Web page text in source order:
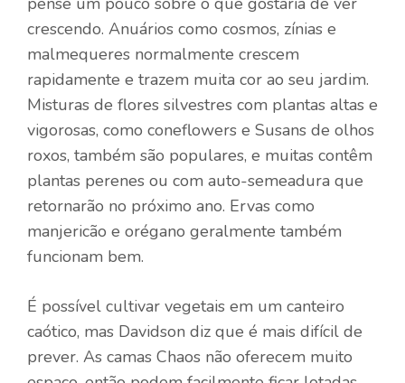
crescendo. Anuários como cosmos, zínias e
malmequeres normalmente crescem
rapidamente e trazem muita cor ao seu jardim.
Misturas de flores silvestres com plantas altas e
vigorosas, como coneflowers e Susans de olhos
roxos, também são populares, e muitas contêm
plantas perenes ou com auto-semeadura que
retornarão no próximo ano. Ervas como
manjericão e orégano geralmente também
funcionam bem.
É possível cultivar vegetais em um canteiro
caótico, mas Davidson diz que é mais difícil de
prever. As camas Chaos não oferecem muito